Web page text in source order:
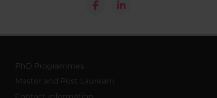
PhD Programmes
Master and Post Lauream